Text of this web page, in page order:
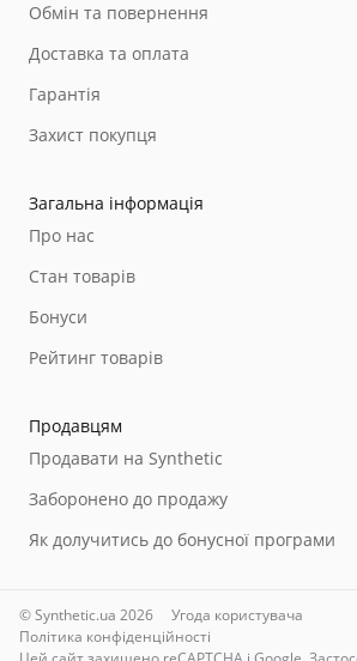
Обмін та повернення
Доставка та оплата
Гарантія
Захист покупця
Загальна інформація
Про нас
Стан товарів
Бонуси
Рейтинг товарів
Продавцям
Продавати на Synthetic
Заборонено до продажу
Як долучитись до бонусної програми
© Synthetic.ua 2026
Угода користувача
Політика конфіденційності